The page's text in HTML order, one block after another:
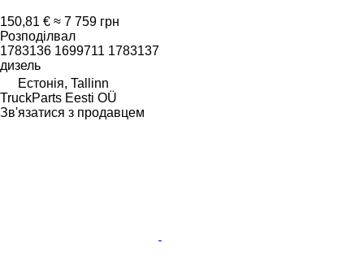
150,81 € ≈ 7 759 грн
Розподілвал
1783136 1699711 1783137
дизель
Естонія, Tallinn
TruckParts Eesti OÜ
Зв'язатися з продавцем